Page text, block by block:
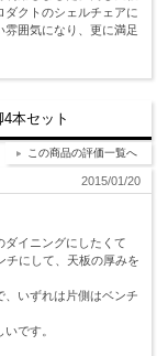
クトのシェルチェアに
囲気になり、更に満足
本セット
この商品の評価一覧へ
2015/01/20
ダイニングにしたくて
チにして、天板の厚みを
、いずれは片側はベンチ
です。